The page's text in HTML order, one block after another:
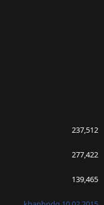
237,512
277,422
139,465